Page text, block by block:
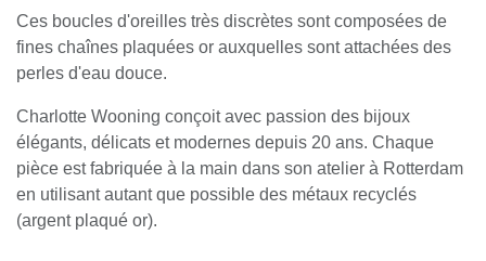
Ces boucles d'oreilles très discrètes sont composées de
fines chaînes plaquées or auxquelles sont attachées des
perles d'eau douce.
Charlotte Wooning conçoit avec passion des bijoux
élégants, délicats et modernes depuis 20 ans. Chaque
pièce est fabriquée à la main dans son atelier à Rotterdam
en utilisant autant que possible des métaux recyclés
(argent plaqué or).